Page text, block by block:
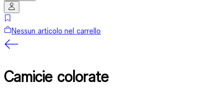
Nessun articolo nel carrello
Camicie colorate